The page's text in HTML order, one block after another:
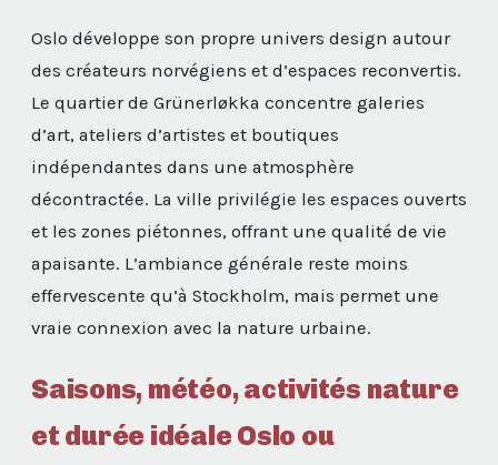
Oslo développe son propre univers design autour
des créateurs norvégiens et d’espaces reconvertis.
Le quartier de Grünerløkka concentre galeries
d’art, ateliers d’artistes et boutiques
indépendantes dans une atmosphère
décontractée. La ville privilégie les espaces ouverts
et les zones piétonnes, offrant une qualité de vie
apaisante. L’ambiance générale reste moins
effervescente qu’à Stockholm, mais permet une
vraie connexion avec la nature urbaine.
Saisons, météo, activités nature
et durée idéale Oslo ou